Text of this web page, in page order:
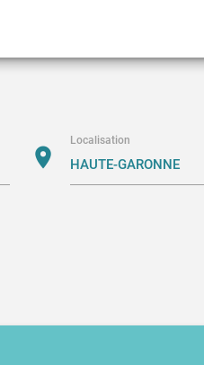
location_on
Localisation